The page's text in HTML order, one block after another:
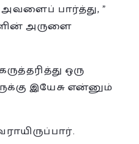
பார்த்து, ”
அருளை
ஒரு
இயேசு என்னும்